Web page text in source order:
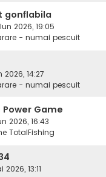
gonflabila
2026, 19:05
- numai pescuit
2026, 14:27
- numai pescuit
Power Game
2026, 16:43
TotalFishing
2026, 13:11